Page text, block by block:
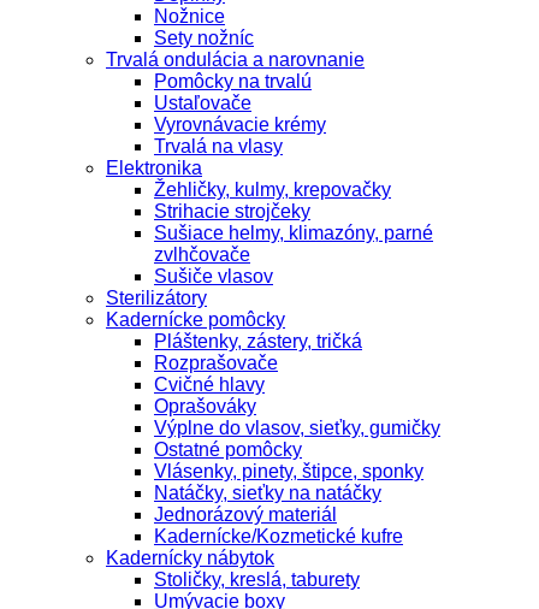
Nožnice
Sety nožníc
Trvalá ondulácia a narovnanie
Pomôcky na trvalú
Ustaľovače
Vyrovnávacie krémy
Trvalá na vlasy
Elektronika
Žehličky, kulmy, krepovačky
Strihacie strojčeky
Sušiace helmy, klimazóny, parné
zvlhčovače
Sušiče vlasov
Sterilizátory
Kadernícke pomôcky
Pláštenky, zástery, tričká
Rozprašovače
Cvičné hlavy
Oprašováky
Výplne do vlasov, sieťky, gumičky
Ostatné pomôcky
Vlásenky, pinety, štipce, sponky
Natáčky, sieťky na natáčky
Jednorázový materiál
Kadernícke/Kozmetické kufre
Kadernícky nábytok
Stoličky, kreslá, taburety
Umývacie boxy